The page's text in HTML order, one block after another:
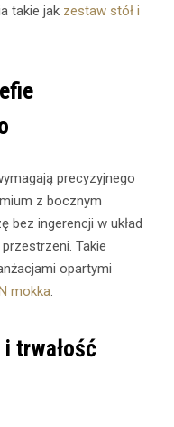
takie jak zestaw stół i
precyzyjnego
z bocznym
bez ingerencji w układ
Takie
opartymi
mokka.
trwałość